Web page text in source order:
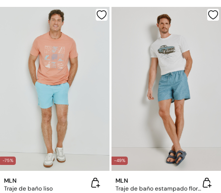
-75%
MLN
Traje de baño liso
-49%
MLN
Traje de baño estampado floral